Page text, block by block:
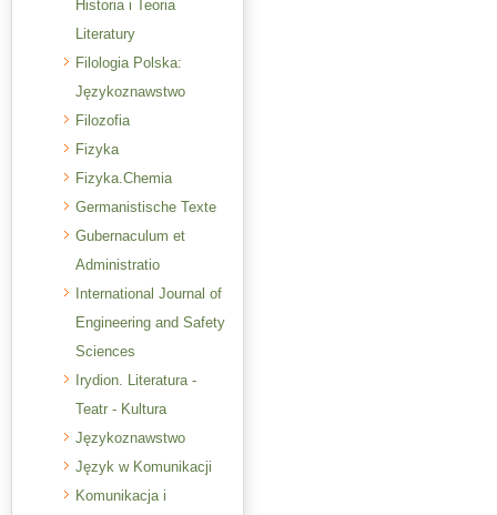
Historia i Teoria
Literatury
Filologia Polska:
Językoznawstwo
Filozofia
Fizyka
Fizyka.Chemia
Germanistische Texte
Gubernaculum et
Administratio
International Journal of
Engineering and Safety
Sciences
Irydion. Literatura -
Teatr - Kultura
Językoznawstwo
Język w Komunikacji
Komunikacja i